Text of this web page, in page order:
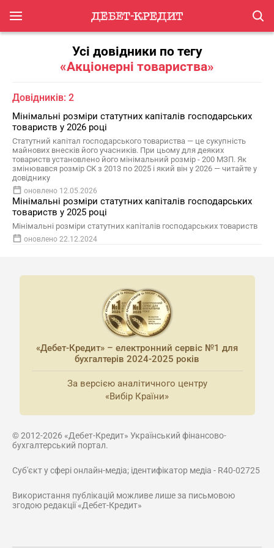
Усі довідники по тегу
«Акціонерні товариства»
Довідників: 2
Мінімальні розміри статутних капіталів господарських
товариств у 2026 році
Статутний капітал господарського товариства — це сукупність
майнових внесків його учасників. При цьому для деяких
товариств установлено його мінімальний розмір - 200 МЗП. Як
змінювався розмір СК з 2013 по 2025 і який він у 2026 — читайте у
довіднику
оновлено 12.05.2026
Мінімальні розміри статутних капіталів господарських
товариств у 2025 році
Мінімальні розміри статутних капіталів господарських товариств
оновлено 22.12.2024
«Дебет-Кредит» – електронний сервіс №1 для
бухгалтерів 2024-2025 років
За версією аналітичного центру
«Вибір Країни»
© 2012-2026 «Дебет-Кредит» Український фінансово-
бухгалтерський портал.
Суб'єкт у сфері онлайн-медіа; ідентифікатор медіа - R40-02725
Використання публікацій можливе лише за письмовою
згодою редакції «Дебет-Кредит»